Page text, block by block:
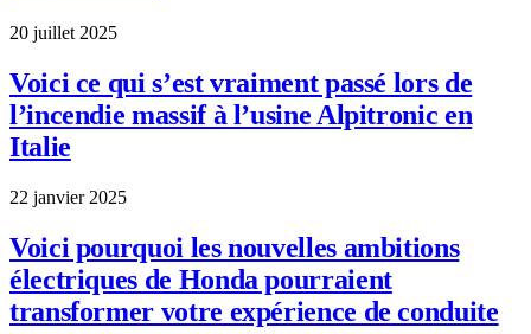
20 juillet 2025
Voici ce qui s’est vraiment passé lors de
l’incendie massif à l’usine Alpitronic en
Italie
22 janvier 2025
Voici pourquoi les nouvelles ambitions
électriques de Honda pourraient
transformer votre expérience de conduite